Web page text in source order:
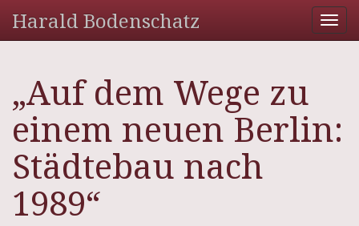
Harald Bodenschatz
„Auf dem Wege zu
einem neuen Berlin:
Städtebau nach
1989“